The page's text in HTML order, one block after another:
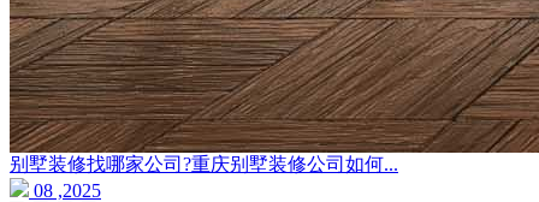
别墅装修找哪家公司?重庆别墅装修公司如何...
08 ,2025